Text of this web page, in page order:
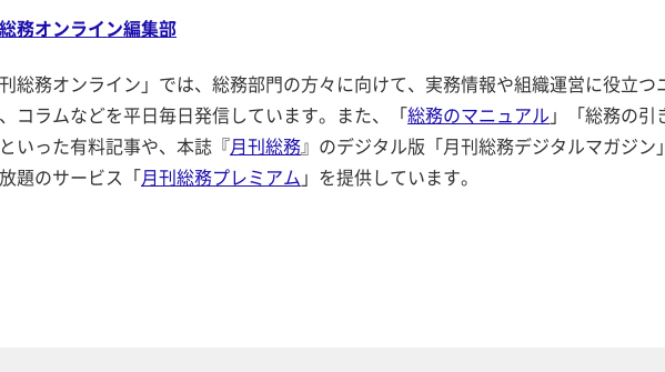
務オンライン編集部
刊総務オンライン」では、総務部門の方々に向けて、実務情報や組織運営に役立つ
コラムなどを平日毎日発信しています。また、「総務のマニュアル 」「総務の引
いった有料記事や、本誌『月刊総務』のデジタル版「月刊総務デジタルマガジン
題のサービス「月刊総務プレミアム 」を提供しています。